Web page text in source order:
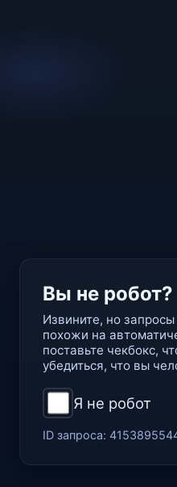
Вы не робот?
Извините, но
похожи на
поставьте чекбокс,
убедиться, что вы
Я не робот
ID запроса: